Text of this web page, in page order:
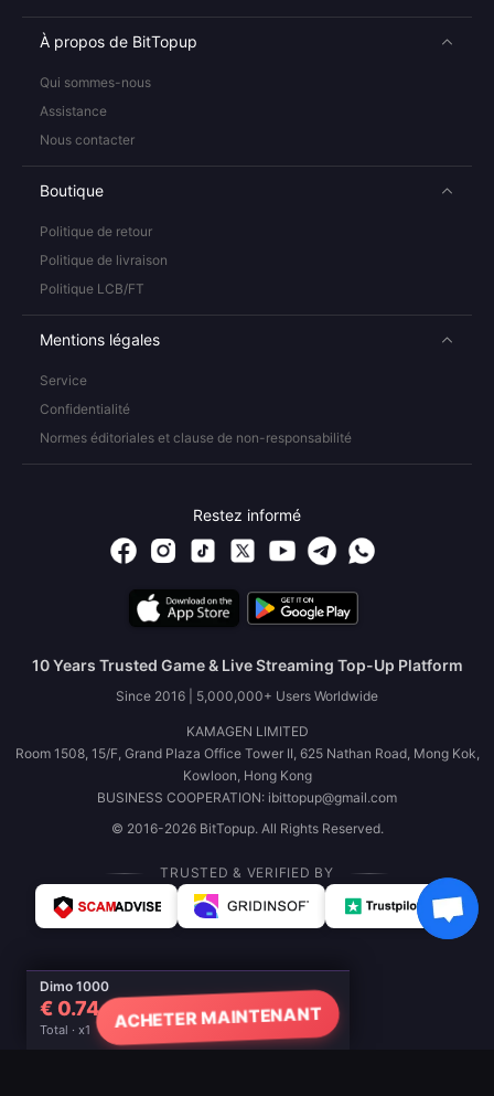
Dimo 1000
€ 0.74
Total · x1 ACHETER MAINTENANT
À propos de BitTopup
Qui sommes-nous
Assistance
Nous contacter
Boutique
Politique de retour
Politique de livraison
Politique LCB/FT
Mentions légales
Service
Confidentialité
Normes éditoriales et clause de non-responsabilité
Restez informé
10 Years Trusted Game & Live Streaming Top-Up Platform
Since 2016 | 5,000,000+ Users Worldwide
KAMAGEN LIMITED
Room 1508, 15/F, Grand Plaza Office Tower II, 625 Nathan Road, Mong Kok,
Kowloon, Hong Kong
BUSINESS COOPERATION: ibittopup@gmail.com
© 2016-2026 BitTopup. All Rights Reserved.
TRUSTED & VERIFIED BY